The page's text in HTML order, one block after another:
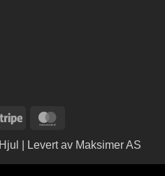
Stripe
| Levert av Maksimer AS